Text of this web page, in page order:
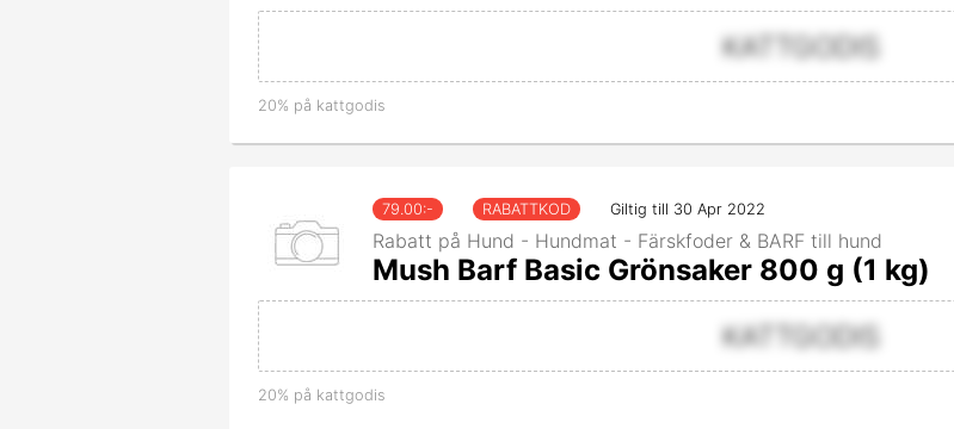
KATTGODIS
20% på kattgodis
79.00:- RABATTKOD Giltig till 30 Apr 2022
Rabatt på Hund - Hundmat - Färskfoder & BARF till hund
Mush Barf Basic Grönsaker 800 g (1 kg)
KATTGODIS
20% på kattgodis